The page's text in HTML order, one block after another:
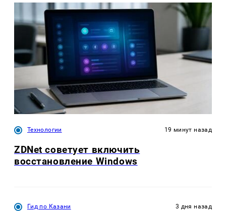
Технологии 19 минут назад
ZDNet советует включить
восстановление Windows
Гид по Казани 3 дня назад